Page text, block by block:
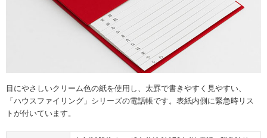
目にやさしいクリーム色の紙を使用し、太罫で書きやすく見やすい、
「ハウスファイリング」シリーズの電話帳です。表紙内側に緊急時リス
トが付いています。